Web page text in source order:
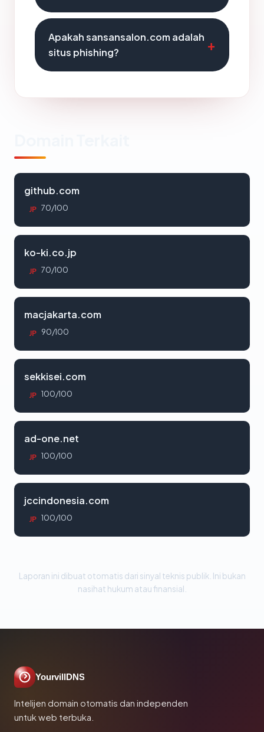
Apakah sansansalon.com adalah
situs phishing?
github.com
JP 70/100
ko-ki.co.jp
JP 70/100
macjakarta.com
JP 90/100
sekkisei.com
JP 100/100
ad-one.net
JP 100/100
jccindonesia.com
JP 100/100
Laporan ini dibuat otomatis dari sinyal teknis publik. Ini bukan
nasihat hukum atau finansial.
YourvillDNS
Intelijen domain otomatis dan independen
untuk web terbuka.